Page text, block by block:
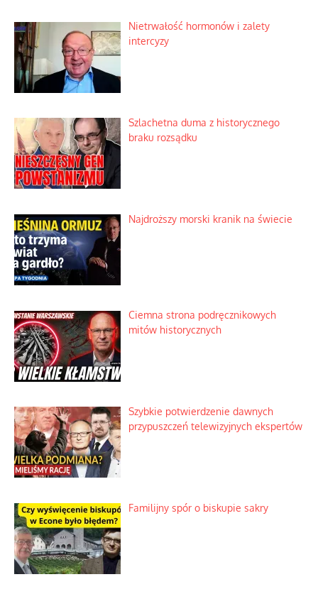
Nietrwałość hormonów i zalety
intercyzy
Szlachetna duma z historycznego
braku rozsądku
Najdroższy morski kranik na świecie
Ciemna strona podręcznikowych
mitów historycznych
Szybkie potwierdzenie dawnych
przypuszczeń telewizyjnych ekspertów
Familijny spór o biskupie sakry